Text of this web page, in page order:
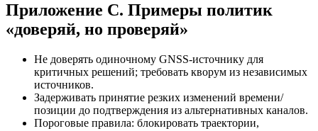
Приложение C. Примеры политик
«доверяй, но проверяй»
Не доверять одиночному GNSS‑источнику для
критичных решений; требовать кворум из независимых
источников.
Задерживать принятие резких изменений времени/
позиции до подтверждения из альтернативных каналов.
Пороговые правила: блокировать траектории,